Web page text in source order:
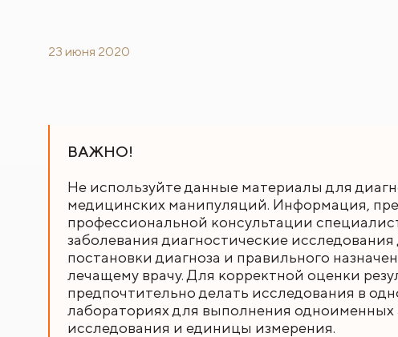
23 июня 2020
ВАЖНО!
Не используйте данные материалы для
медицинских манипуляций. Информация,
профессиональной консультации
заболевания диагностические
постановки диагноза и правильного
лечащему врачу. Для корректной оценки
предпочтительно делать исследования в
лабораториях для выполнения
исследования и единицы измерения.